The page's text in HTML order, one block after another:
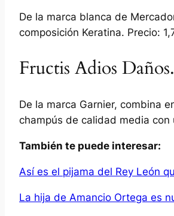
De la marca blanca de
composición Keratina. Precio:
Fructis Adios Daños.
De la marca Garnier, combina
champús de calidad media
También te puede interesar:
Así es el pijama del Rey León
La hija de Amancio Ortega es